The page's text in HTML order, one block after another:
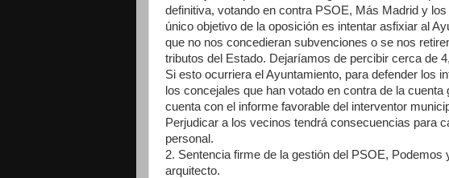
definitiva, votando en contra PSOE, Más Madrid y
único objetivo de la oposición es intentar asfixiar al
que no nos concedieran subvenciones o se nos
tributos del Estado. Dejaríamos de percibir cerca de
Si esto ocurriera el Ayuntamiento, para defender los
los concejales que han votado en contra de la
cuenta con el informe favorable del interventor
Perjudicar a los vecinos tendrá consecuencias para
personal.
2. Sentencia firme de la gestión del PSOE,
arquitecto.